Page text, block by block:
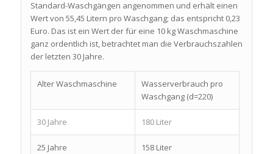
Standard-Waschgängen angenommen und erhält einen
Wert von 55,45 Litern pro Waschgang; das entspricht 0,23
Euro. Das ist ein Wert der für eine 10 kg Waschmaschine
ganz ordentlich ist, betrachtet man die Verbrauchszahlen
der letzten 30 Jahre.
Alter Waschmaschine
Wasserverbrauch pro
Waschgang (d=220)
30 Jahre 180 Liter
25 Jahre 158 Liter